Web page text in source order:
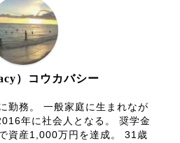
）コウカバシー
務。 一般家庭に生まれなが
年に社会人となる。 奨学金
資産1,000万円を達成。 31歳